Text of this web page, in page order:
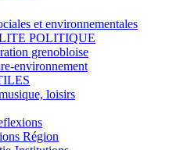
et environnementales
POLITIQUE
grenobloise
environnement
loisirs
Région